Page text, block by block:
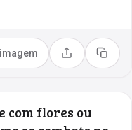
Compartilhar
Copiar
com flores ou